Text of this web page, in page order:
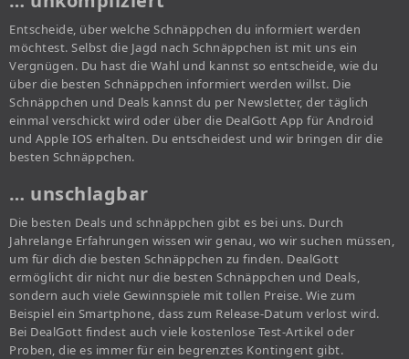
Entscheide, über welche Schnäppchen du informiert werden
möchtest. Selbst die Jagd nach Schnäppchen ist mit uns ein
Vergnügen. Du hast die Wahl und kannst so entscheide, wie du
über die besten Schnäppchen informiert werden willst. Die
Schnäppchen und Deals kannst du per Newsletter, der täglich
einmal verschickt wird oder über die DealGott App für Android
und Apple IOS erhalten. Du entscheidest und wir bringen dir die
besten Schnäppchen.
… unschlagbar
Die besten Deals und schnäppchen gibt es bei uns. Durch
Jahrelange Erfahrungen wissen wir genau, wo wir suchen müssen,
um für dich die besten Schnäppchen zu finden. DealGott
ermöglicht dir nicht nur die besten Schnäppchen und Deals,
sondern auch viele Gewinnspiele mit tollen Preise. Wie zum
Beispiel ein Smartphone, dass zum Release-Datum verlost wird.
Bei DealGott findest auch viele kostenlose Test-Artikel oder
Proben, die es immer für ein begrenztes Kontingent gibt.